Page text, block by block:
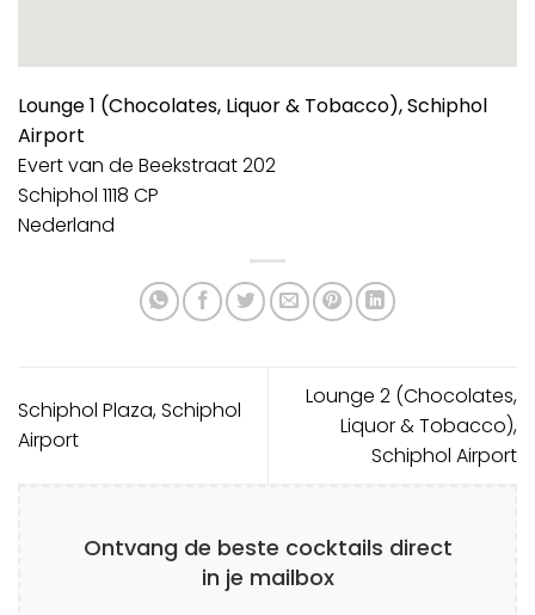
Lounge 1 (Chocolates, Liquor & Tobacco), Schiphol
Airport
Evert van de Beekstraat 202
Schiphol 1118 CP
Nederland
Schiphol Plaza, Schiphol
Airport
Lounge 2 (Chocolates,
Liquor & Tobacco),
Schiphol Airport
Ontvang de beste cocktails direct
in je mailbox